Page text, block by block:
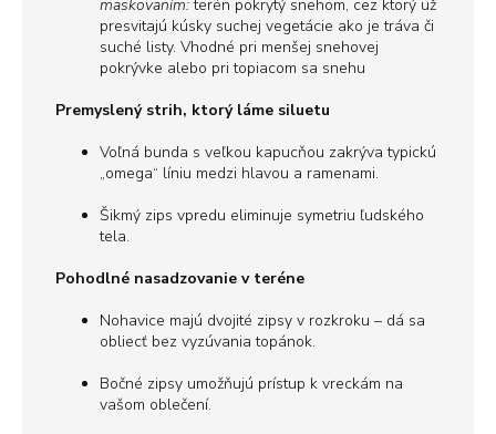
maskovaním:terén pokrytý snehom, cez ktorý už
presvitajú kúsky suchej vegetácie ako je tráva či
suché listy. Vhodné pri menšej snehovej
pokrývke alebo pri topiacom sa snehu
Premyslený strih, ktorý láme siluetu
Voľná bunda s veľkou kapucňou zakrýva typickú
„omega“ líniu medzi hlavou a ramenami.
Šikmý zips vpredu eliminuje symetriu ľudského
tela.
Pohodlné nasadzovanie v teréne
Nohavice majú dvojité zipsy v rozkroku – dá sa
obliecť bez vyzúvania topánok.
Bočné zipsy umožňujú prístup k vreckám na
vašom oblečení.